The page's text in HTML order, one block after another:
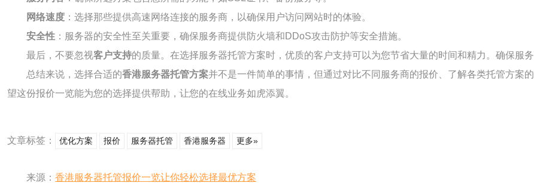
网络速度 ：选择那些提供高速网络连接的服务商，以确保用户访问网站时的体验。
安全性 ：服务器的安全性至关重要，确保服务商提供防火墙和DDoS攻击防护等安全措施。
最后，不要忽视客户支持的质量。在选择服务器托管方案时，优质的客户支持可以为您节省大量的时间和精力。确保服
总结来说，选择合适的香港服务器托管方案并不是一件简单的事情，但通过对比不同服务商的报价、了解各类托管方案
望这份报价一览能为您的选择提供帮助，让您的在线业务如虎添翼。
文章标签： 优化方案 报价 服务器托管 香港服务器 更多»
来源： 香港服务器托管报价一览让你轻松选择最优方案